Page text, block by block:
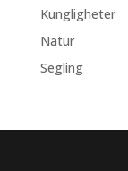
Kungligheter
Natur
Segling